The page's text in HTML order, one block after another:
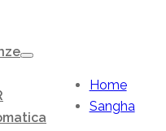
Home
Sangha